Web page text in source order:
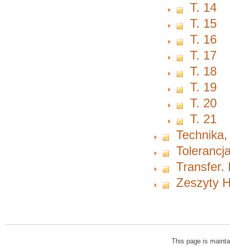
T. 14
T. 15
T. 16
T. 17
T. 18
T. 19
T. 20
T. 21
Transfer.
Zeszyty
This page is